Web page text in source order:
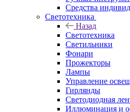
Средства
Светотехника
Назад
Светотехника
Светильники
Фонари
Прожекторы
Лампы
Управление
Гирлянды
Светодиодная
Иллюминация и